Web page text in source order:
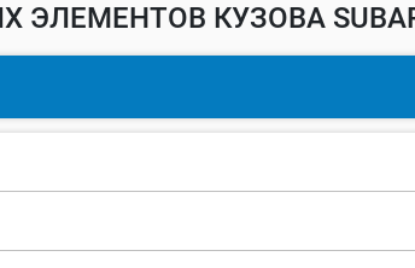
ЭЛЕМЕНТОВ КУЗОВА